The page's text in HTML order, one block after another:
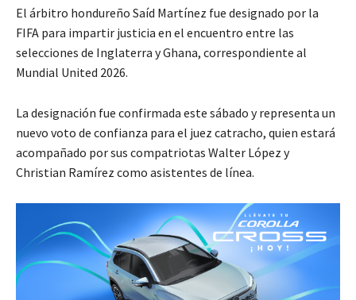
El árbitro hondureño Saíd Martínez fue designado por la
FIFA para impartir justicia en el encuentro entre las
selecciones de Inglaterra y Ghana, correspondiente al
Mundial United 2026.
La designación fue confirmada este sábado y representa un
nuevo voto de confianza para el juez catracho, quien estará
acompañado por sus compatriotas Walter López y
Christian Ramírez como asistentes de línea.